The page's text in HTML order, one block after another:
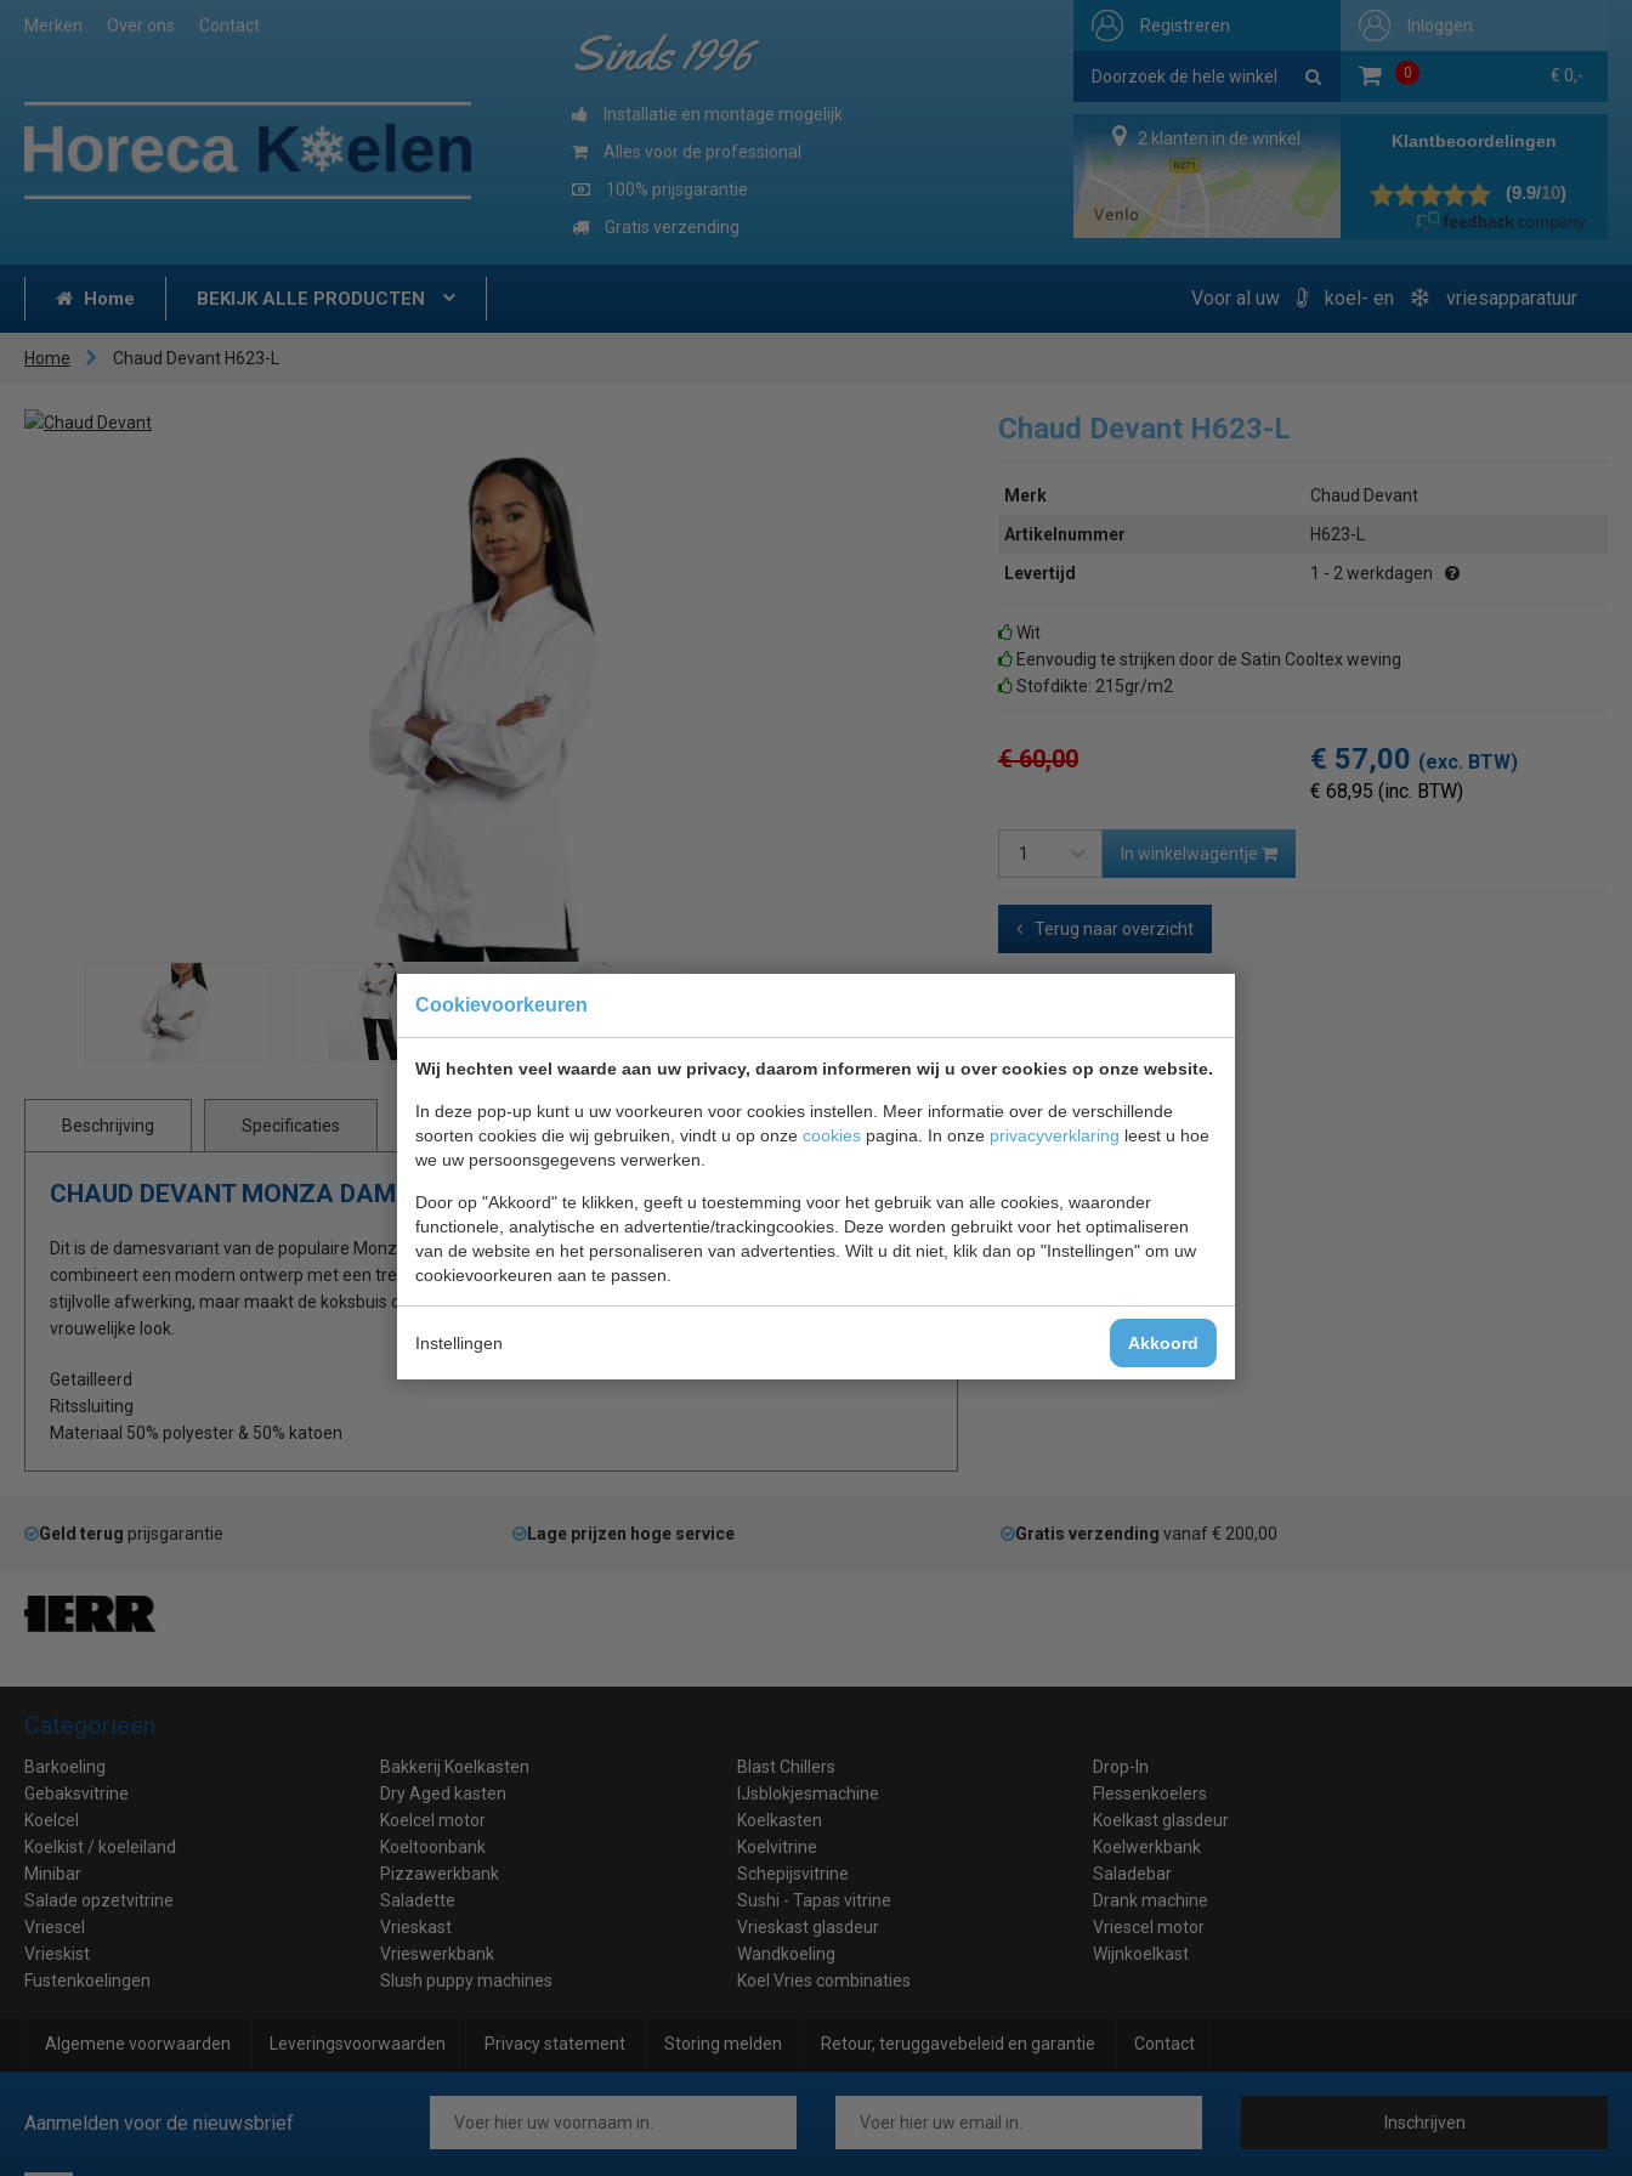
Cookievoorkeuren
Wij hechten veel waarde aan uw privacy, daarom informeren wij u over cookies op onze website.
In deze pop-up kunt u uw voorkeuren voor cookies instellen. Meer informatie over de verschillende
soorten cookies die wij gebruiken, vindt u op onze cookies pagina. In onze privacyverklaring leest u hoe
we uw persoonsgegevens verwerken.
Door op "Akkoord" te klikken, geeft u toestemming voor het gebruik van alle cookies, waaronder
functionele, analytische en advertentie/trackingcookies. Deze worden gebruikt voor het optimaliseren
van de website en het personaliseren van advertenties. Wilt u dit niet, klik dan op "Instellingen" om uw
cookievoorkeuren aan te passen.
Instellingen Akkoord
Merken Over ons Contact Inloggen
0 € 0,-
Registreren
Sinds 1996
Installatie en montage mogelijk
Alles voor de professional
100% prijsgarantie
Gratis verzending
2 klanten in de winkel
Home BEKIJK ALLE PRODUCTEN Voor al uw koel- en vriesapparatuur
Home Chaud Devant H623-L
Chaud Devant H623-L
Merk
Chaud Devant
Artikelnummer
H623-L
Levertijd
1 - 2 werkdagen
Wit
Eenvoudig te strijken door de Satin Cooltex weving
Stofdikte: 215gr/m2
€ 60,00 € 57,00 (exc. BTW)
€ 68,95 (inc. BTW)
In winkelwagentje
Terug naar overzicht
Beschrijving Specificaties
CHAUD DEVANT MONZA DAMES KOKSBUIS WIT
Dit is de damesvariant van de populaire Monza koksbuis, de eerste koksbuis met ritssluiting van Chaud Devant. Het
combineert een modern ontwerp met een trendy uitstraling. De geïntegreerde ritssluiting zorgt niet alleen voor een
stijlvolle afwerking, maar maakt de koksbuis ook extra slijtvast. Dit damesmodel is elegant getailleerd voor een
vrouwelijke look.
Getailleerd
Ritssluiting
Materiaal 50% polyester & 50% katoen
Geld terug prijsgarantie Lage prijzen hoge service Gratis verzending vanaf € 200,00
Categorieën
Barkoeling Bakkerij Koelkasten Blast Chillers
Drop-In
Gebaksvitrine
Dry Aged kasten IJsblokjesmachine
Flessenkoelers
Koelcel
Koelcel motor Koelkasten
Koelkast glasdeur
Koelkist / koeleiland
Koeltoonbank Koelvitrine
Koelwerkbank
Minibar
Pizzawerkbank Schepijsvitrine
Saladebar
Salade opzetvitrine
Saladette Sushi - Tapas vitrine
Drank machine
Vriescel
Vrieskast Vrieskast glasdeur
Vriescel motor
Vrieskist
Vrieswerkbank Wandkoeling
Wijnkoelkast
Fustenkoelingen
Slush puppy machines Koel Vries combinaties
Algemene voorwaarden Leveringsvoorwaarden Privacy statement Storing melden Retour, teruggavebeleid en garantie Contact
Aanmelden voor de nieuwsbrief Inschrijven